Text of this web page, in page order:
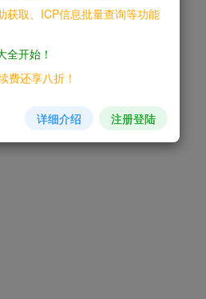
获取、ICP信息批量查询等功能
全开始！
费还享八折！
详细介绍 注册登陆